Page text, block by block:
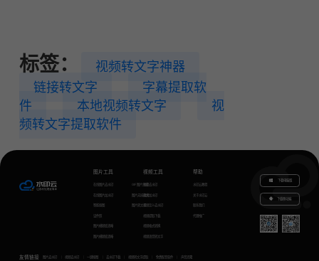
标签：
视频转文字神器
链接转文字
字幕提取软
件
本地视频转文字
视
频转文字提取软件
图片工具
在线图片去水印
在线图片加水印
智能抠图
证件照
图片模糊变清晰
图片模糊变清晰
GIF图片生成
图片无损放大
图片转文字
视频工具
视频去水印
视频加水印
视频怎么去水印
视频提取下载
视频格式转换
视频语音转文字
帮助
水印云教程
关于水印云
联系我们
代理推广
下载电脑版
下载移动端
友情链接 图片去水印 视频去水印 一键抠图 去水印下载 视频转文字提取 免费配音软件